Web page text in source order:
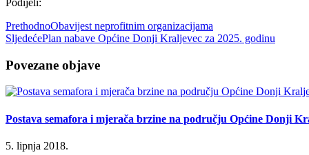
PrethodnoObavijest neprofitnim organizacijama
SljedećePlan nabave Općine Donji Kraljevec za 2025. godinu
Povezane objave
Postava semafora i mjerača brzine na području Općine Donji
5. lipnja 2018.